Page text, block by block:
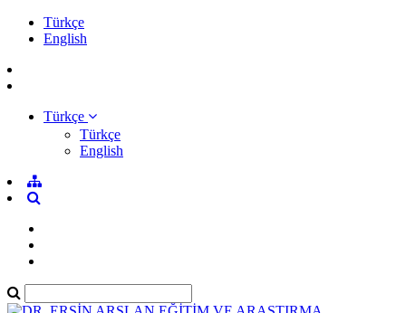
Türkçe
English
Türkçe
Türkçe
English